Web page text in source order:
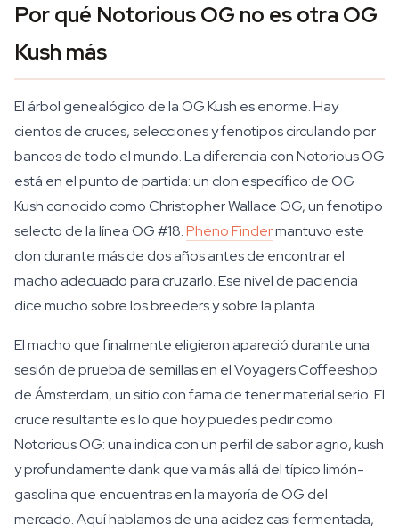
Por qué Notorious OG no es otra OG
Kush más
El árbol genealógico de la OG Kush es enorme. Hay
cientos de cruces, selecciones y fenotipos circulando por
bancos de todo el mundo. La diferencia con Notorious OG
está en el punto de partida: un clon específico de OG
Kush conocido como Christopher Wallace OG, un fenotipo
selecto de la línea OG #18.Pheno Findermantuvo este
clon durante más de dos años antes de encontrar el
macho adecuado para cruzarlo. Ese nivel de paciencia
dice mucho sobre los breeders y sobre la planta.
El macho que finalmente eligieron apareció durante una
sesión de prueba de semillas en el Voyagers Coffeeshop
de Ámsterdam, un sitio con fama de tener material serio. El
cruce resultante es lo que hoy puedes pedir como
Notorious OG: una indica con un perfil de sabor agrio, kush
y profundamente dank que va más allá del típico limón-
gasolina que encuentras en la mayoría de OG del
mercado. Aquí hablamos de una acidez casi fermentada,